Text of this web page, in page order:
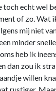
toch echt wel
of zo. Wat
mij niet
minder
heb ik
dan zou ik
willen
rustiger.